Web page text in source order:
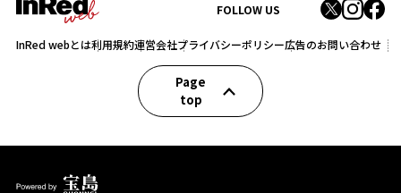
FOLLOW US
InRed webとは利用規約運営会社プライバシーポリシー広告のお問い合わせ
Page
top